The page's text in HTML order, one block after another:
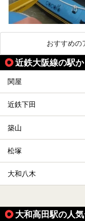
おすすめの
近鉄大阪線の駅
関屋
近鉄下田
築山
松塚
大和八木
大和高田駅の人